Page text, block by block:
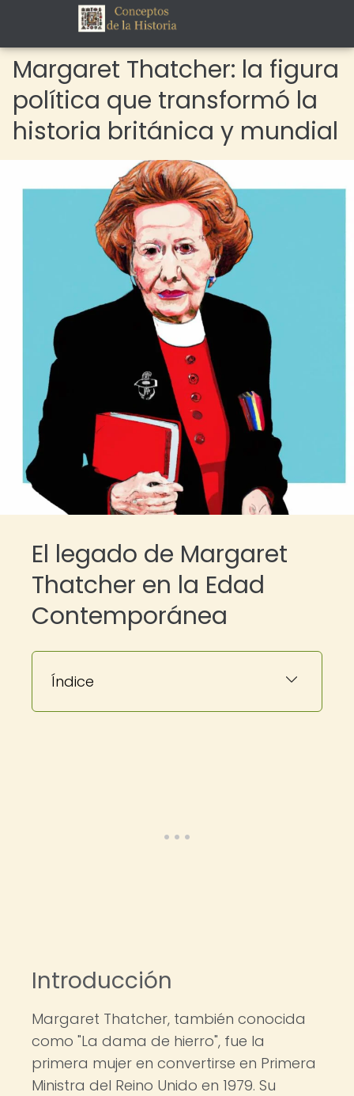
Margaret Thatcher: la figura
política que transformó la
historia británica y mundial
El legado de Margaret
Thatcher en la Edad
Contemporánea
Índice
Introducción
Margaret Thatcher, también conocida
como "La dama de hierro", fue la
primera mujer en convertirse en Primera
Ministra del Reino Unido en 1979. Su